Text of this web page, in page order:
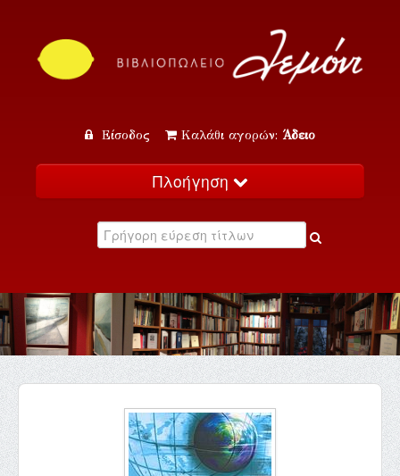
Είσοδος Καλάθι αγορών: Άδειο
Πλοήγηση
Κατάλογος
Εκδηλώσεις
Επικοινωνία